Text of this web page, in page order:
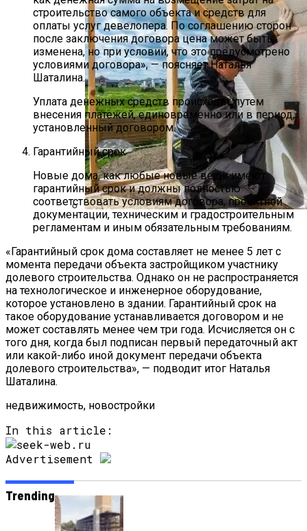
Как Паропроницаемость
Сохранить Тепло В Доме
строительство самого объекта и средств для
оплаты услуг девелопера. По соглашению сторон
после заключения договора цена может быть
изменена, но при условии, что это предусмотрено
условиями договора», — поясняет Наталья
Шаталина.
Уплата денежных средств происходит путем
внесения платежей, единовременно или в период,
установленный договором.
Гарантийный срок
Новые дома, как любые новые вещи имеют
гарантийный срок и должны полностью
соответствовать условиям договора, проектной
документации, техническим и градостроительным
регламентам и иным обязательным требованиям.
«Гарантийный срок дома составляет не менее 5 лет с
момента передачи объекта застройщиком участнику
долевого строительства. Однако он не распространяется
на технологическое и инженерное оборудование,
которое установлено в здании. Гарантийный срок на
такое оборудование устанавливается договором и не
может составлять менее чем три года. Исчисляется он с
того дня, когда был подписан первый передаточный акт
или какой-либо иной документ передачи объекта
долевого строительства», — подводит итог Наталья
Шаталина.
недвижимость, новостройки
In this article:
Advertisement
Trending